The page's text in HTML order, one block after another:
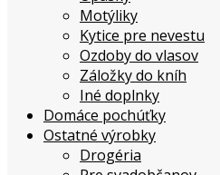
Motýliky
Kytice pre nevestu
Ozdoby do vlasov
Záložky do kníh
Iné doplnky
Domáce pochúťky
Ostatné výrobky
Drogéria